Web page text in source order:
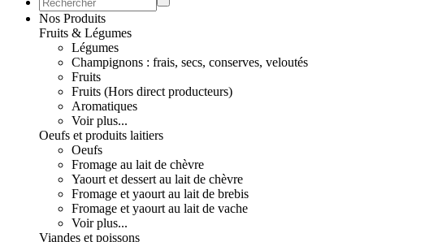
Nos Produits
Fruits & Légumes
Légumes
Champignons : frais, secs, conserves, veloutés
Fruits
Fruits (Hors direct producteurs)
Aromatiques
Voir plus...
Oeufs et produits laitiers
Oeufs
Fromage au lait de chèvre
Yaourt et dessert au lait de chèvre
Fromage et yaourt au lait de brebis
Fromage et yaourt au lait de vache
Voir plus...
Viandes et poissons